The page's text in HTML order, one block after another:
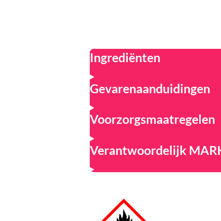
Ingrediënten
Gevarenaanduidingen
Voorzorgsmaatregelen
Verantwoordelijk